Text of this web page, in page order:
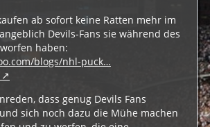
ab sofort keine Ratten mehr im
Devils-Fans sie während des
haben:
blogs/nhl-puck…
dass genug Devils Fans
sich noch dazu die Mühe machen